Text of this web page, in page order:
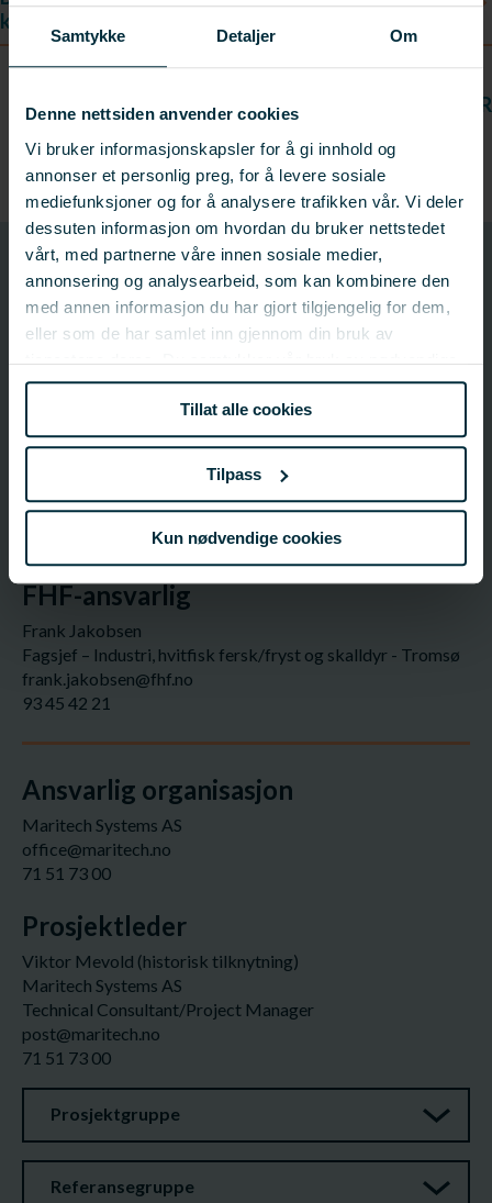
Samtykke Detaljer Om
Denne nettsiden anvender cookies
Vi bruker informasjonskapsler for å gi innhold og
annonser et personlig preg, for å levere sosiale
mediefunksjoner og for å analysere trafikken vår. Vi deler
dessuten informasjon om hvordan du bruker nettstedet
vårt, med partnerne våre innen sosiale medier,
annonsering og analysearbeid, som kan kombinere den
med annen informasjon du har gjort tilgjengelig for dem,
eller som de har samlet inn gjennom din bruk av
tjenestene deres. Du samtykker vår bruk av nødvendige
informasjonskapsler ved å bruke nettstedet vårt.
Tillat alle cookies
Tilpass
Kun nødvendige cookies
kvalitetskontroll lansert
LES FLERE NYHETER
901489
Prosjektnummer
Prosjektinformasjon
Prosjektnummer: 901489
Status:Avsluttet
Fagfelt:Villfisk;Industri, fersk/fryst torskefisk
FHF-ansvarlig
Frank Jakobsen
Fagsjef – Industri, hvitfisk fersk/fryst og skalldyr - Tromsø
frank.jakobsen@fhf.no
93 45 42 21
Ansvarlig organisasjon
Maritech Systems AS
office@maritech.no
71 51 73 00
Prosjektleder
Viktor Mevold (historisk tilknytning)
Maritech Systems AS
Technical Consultant/Project Manager
post@maritech.no
71 51 73 00
Prosjektgruppe
Referansegruppe